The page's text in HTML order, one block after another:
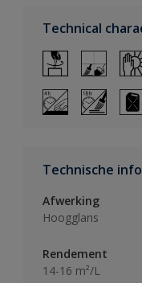
Technical
Technische
Afwerking
Hoogglans
Rendement
14-16 m²/L